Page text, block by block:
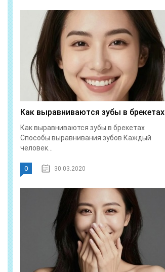
Как выравниваются зубы в брекетах
Как выравниваются зубы в брекетах
Способы выравнивания зубов Каждый
человек...
0 30.03.2020